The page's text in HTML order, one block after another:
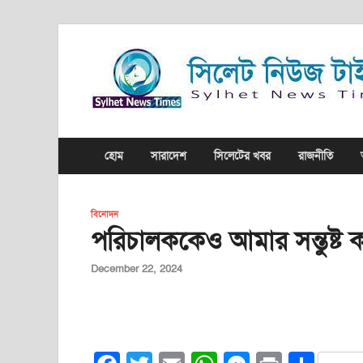
হোম সারাদেশ সিলেটের খবর রাজনীতি
বিনোদন
পরিচালককেও আমার সন্তুষ্ট
December 22, 2024